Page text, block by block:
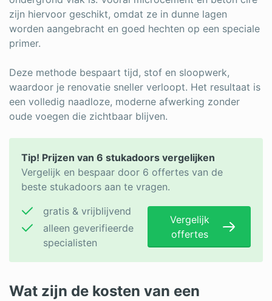
zijn hiervoor geschikt, omdat ze in dunne lagen
worden aangebracht en goed hechten op een speciale
primer.
Deze methode bespaart tijd, stof en sloopwerk,
waardoor je renovatie sneller verloopt. Het resultaat is
een volledig naadloze, moderne afwerking zonder
oude voegen die zichtbaar blijven.
Tip! Prijzen van 6 stukadoors vergelijken
Vergelijk en bespaar door 6 offertes van de
beste stukadoors aan te vragen.
gratis & vrijblijvend
alleen geverifieerde
specialisten
Vergelijk
offertes
Wat zijn de kosten van een